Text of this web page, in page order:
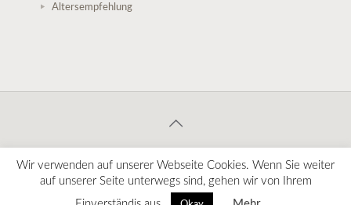
Altersempfehlung
© 2020 StoryStage Märchentheater. Alle Rechte vorbehalten.
Alle Angaben ohne Gewähr. Änderungen vorbehalten!
Wir verwenden auf unserer Webseite Cookies. Wenn Sie weiter
auf unserer Seite unterwegs sind, gehen wir von Ihrem